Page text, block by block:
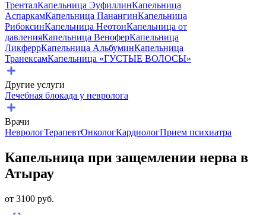
ТренталКапельница ЭуфиллинКапельница
АспаркамКапельница ПанангинКапельница
РибоксинКапельница НеотонКапельница от
давленияКапельница ВеноферКапельница
ЛикферрКапельница АльбуминКапельница
ТранексамКапельница «ГУСТЫЕ ВОЛОСЫ»
Другие услуги
Лечебная блокада у невролога
Врачи
НеврологТерапевтОнкологКардиологПрием психиатра
Капельница при защемлении нерва в
Атырау
от 3100 руб.